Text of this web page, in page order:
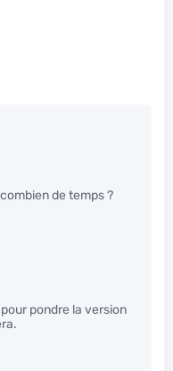
de temps ?
pondre la version